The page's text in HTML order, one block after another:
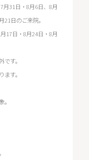
月31日・8月6日、8月
21日のご来院。
17日・8月24日・8月
す。
す。